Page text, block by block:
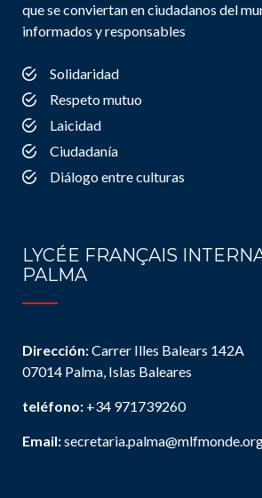
que se conviertan en ciudadanos del
informados y responsables
Solidaridad
Respeto mutuo
Laicidad
Ciudadanía
Diálogo entre culturas
LYCÉE FRANÇAIS
PALMA
Dirección:Carrer Illes Balears 142A
07014 Palma, Islas Baleares
teléfono: +34 971739260
Email: